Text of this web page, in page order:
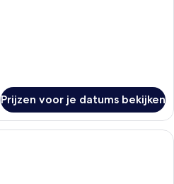
Prijzen voor je datums bekijken